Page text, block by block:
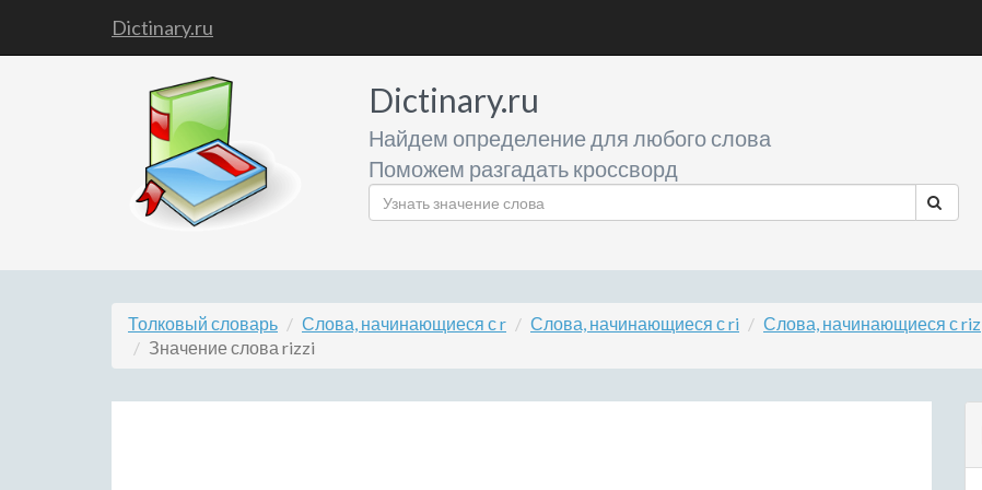
Dictinary.ru
Dictinary.ru
Найдем определение для любого слова
Поможем разгадать кроссворд
Толковый словарь Слова, начинающиеся с r Слова, начинающиеся с ri Слова, начинающиеся с riz
Значение слова rizzi